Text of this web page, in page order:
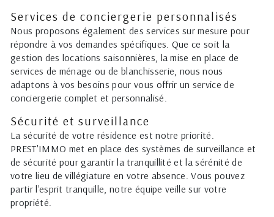
Services de conciergerie personnalisés
Nous proposons également des services sur mesure pour
répondre à vos demandes spécifiques. Que ce soit la
gestion des locations saisonnières, la mise en place de
services de ménage ou de blanchisserie, nous nous
adaptons à vos besoins pour vous offrir un service de
conciergerie complet et personnalisé.
Sécurité et surveillance
La sécurité de votre résidence est notre priorité.
PREST'IMMO met en place des systèmes de surveillance et
de sécurité pour garantir la tranquillité et la sérénité de
votre lieu de villégiature en votre absence. Vous pouvez
partir l'esprit tranquille, notre équipe veille sur votre
propriété.